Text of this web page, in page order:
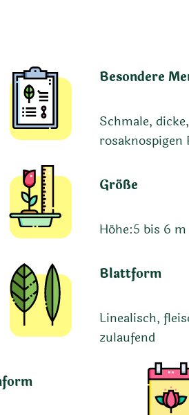
Besondere
Schmale,
rosaknospigen
Größe
Höhe:5 bis 6
Blattform
Linealisch,
zulaufend